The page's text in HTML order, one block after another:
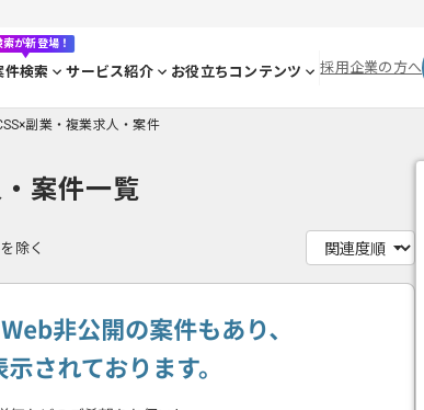
が新登場！
件検索 サービス紹介 お役立ちコンテンツ 採用企業の方へ
副業・複業求人・案件
案件一覧
除く